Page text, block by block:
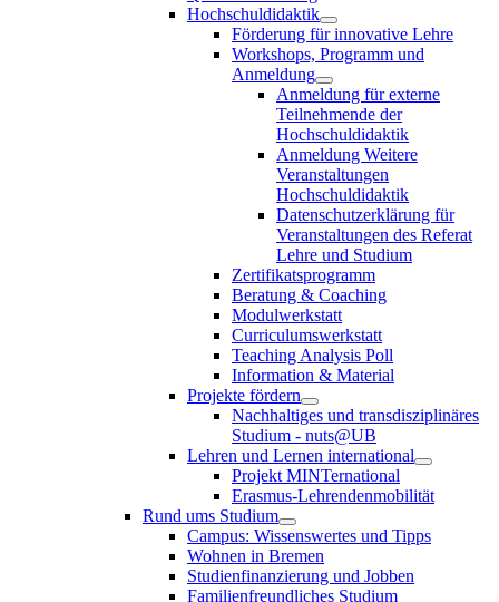
Hochschuldidaktik
Förderung für innovative Lehre
Workshops, Programm und
Anmeldung
Anmeldung für externe
Teilnehmende der
Hochschuldidaktik
Anmeldung Weitere
Veranstaltungen
Hochschuldidaktik
Datenschutzerklärung für
Veranstaltungen des Referat
Lehre und Studium
Zertifikatsprogramm
Beratung & Coaching
Modulwerkstatt
Curriculumswerkstatt
Teaching Analysis Poll
Information & Material
Projekte fördern
Nachhaltiges und transdisziplinäres
Studium - nuts@UB
Lehren und Lernen international
Projekt MINTernational
Erasmus-Lehrendenmobilität
Rund ums Studium
Campus: Wissenswertes und Tipps
Wohnen in Bremen
Studienfinanzierung und Jobben
Familienfreundliches Studium